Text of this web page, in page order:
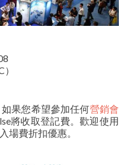
果您希望參加任何營銷會
將收取登記費。歡迎使用
場費折扣優惠。